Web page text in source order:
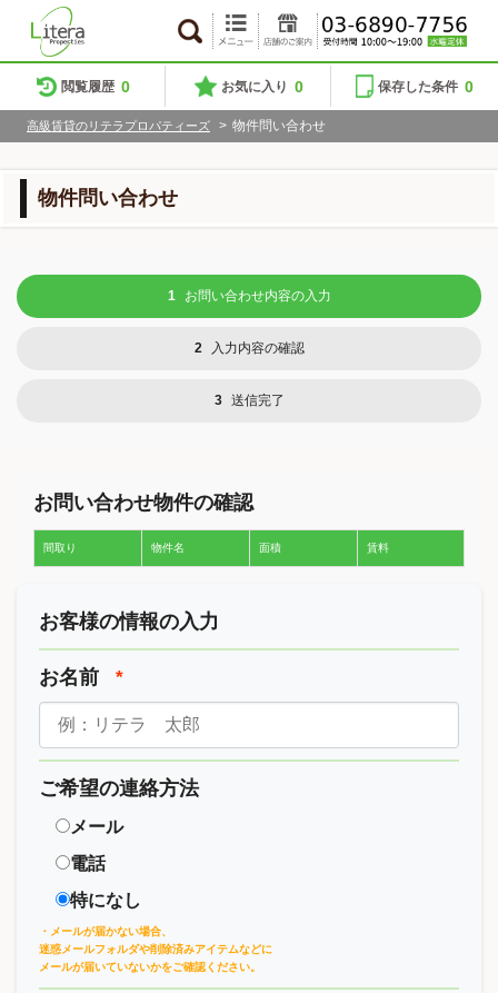
閲覧履歴 0 お気に入り 0 保存した条件 0
高級賃貸のリテラプロパティーズ > 物件問い合わせ
物件問い合わせ
1 お問い合わせ内容の入力
2 入力内容の確認
3 送信完了
お問い合わせ物件の確認
間取り 物件名 面積 賃料
お客様の情報の入力
お名前 *
ご希望の連絡方法
メール
電話
特になし
・メールが届かない場合、
迷惑メールフォルダや削除済みアイテムなどに
メールが届いていないかをご確認ください。